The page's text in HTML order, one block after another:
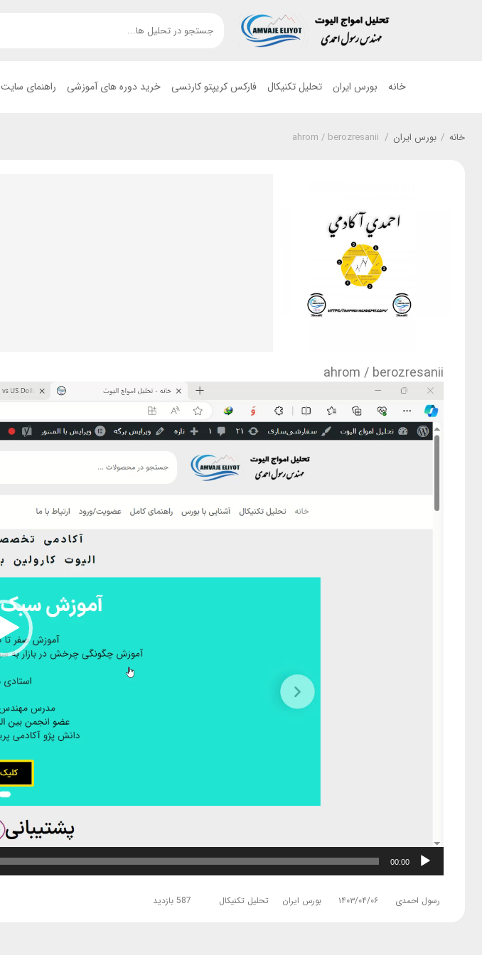
خانه بورس ایران تحلیل تکنیکال فارکس کریپتو کارنسی خرید دوره های آموزشی راهنمای سایت
خانه / بورس ایران /
ahrom / berozresanii
ahrom / berozresanii
نمایشگر
ویدیو
00:00
رسول احمدی ۱۴۰۳/۰۴/۰۶ بورس ایران تحلیل تکنیکال 587 بازدید